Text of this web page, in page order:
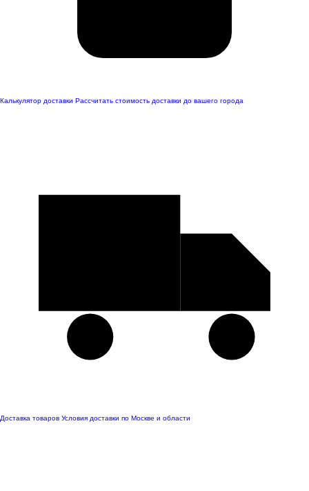
Калькулятор доставки Рассчитать стоимость доставки до вашего города
Доставка товаров Условия доставки по Москве и области